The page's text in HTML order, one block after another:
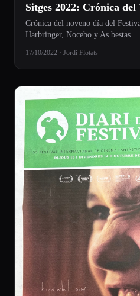
Sitges 2022: Crónica del
Crónica del noveno día del
Harbringer, Nocebo y As bestas
17/10/2022 · Jordi Flotats